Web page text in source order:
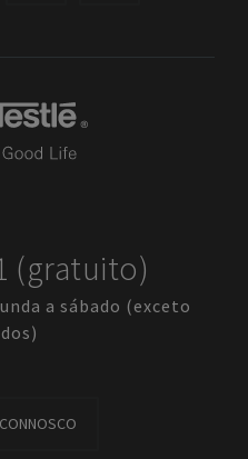
(gratuito)
a sábado (exceto